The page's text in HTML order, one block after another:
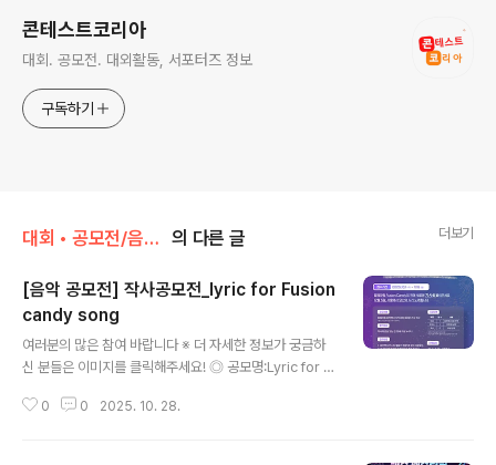
콘테스트코리아
대회. 공모전. 대외활동, 서포터즈 정보
구독하기
대회 • 공모전/음악 • 가요 • 댄스 의 다른 글 더보기
[음악 공모전] 작사공모전_lyric for Fusion
candy song
여러분의 많은 참여 바랍니다 ※ 더 자세한 정보가 궁금하
신 분들은 이미지를 클릭해주세요! ◎ 공모명:Lyric for F
상 개인 누구나 ◎ 접수기간2025.10. 1 - 2025. 11.16
0 0 2025. 10. 28.